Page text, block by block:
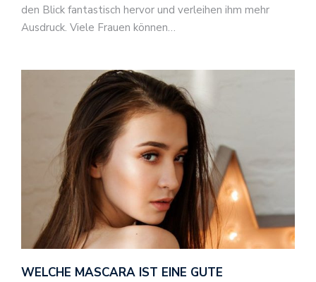
den Blick fantastisch hervor und verleihen ihm mehr
Ausdruck. Viele Frauen können…
WELCHE MASCARA IST EINE GUTE